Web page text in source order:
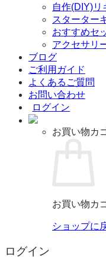
自作(DIY)リ
スターター
おすすめセ
アクセサリ
ブログ
ご利用ガイド
よくあるご質問
お問い合わせ
ログイン
お買い物カ
お買い物カ
ショップに
ログイン